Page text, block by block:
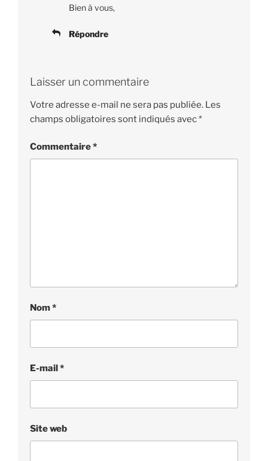
Bien à vous,
Répondre
Laisser un commentaire
Votre adresse e-mail ne sera pas publiée. Les
champs obligatoires sont indiqués avec*
Commentaire*
Nom*
E-mail*
Site web